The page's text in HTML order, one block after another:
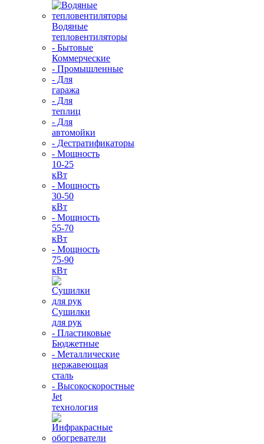
Водяные
тепловентиляторы
- Бытовые
Коммерческие
- Промышленные
- Для
гаража
- Для
теплиц
- Для
автомойки
- Дестратификаторы
- Мощность
10-25
кВт
- Мощность
30-50
кВт
- Мощность
55-70
кВт
- Мощность
75-90
кВт
Сушилки
для рук
- Пластиковые
Бюджетные
- Металлические
нержавеющая
сталь
- Высокоскоростные
Jet
технология